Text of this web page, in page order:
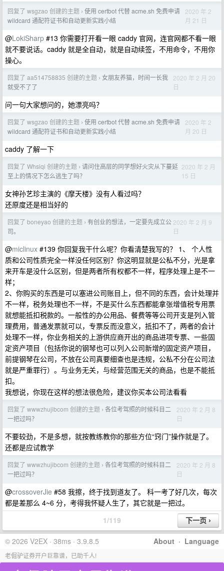
回复了 wsgzao 创建的主题 › 使用 certbot 代替 acme.sh 免费申请
wildcard 通配符证书和自动更新实践小结
2020 年 2
月 21 日
@LokiSharp #13 你需要打开看一眼 caddy 官网，连官网都不看一眼
就不要说话。caddy 就是全自动，就是自动续签，不用命令，不用你
操心。
回复了 aa514758835 创建的主题 › 女朋友养猫，时间一长我
就受不了了
2020 年 2 月 20
日
问一句大家想问的，她漂亮吗？
回复了 wsgzao 创建的主题 › 使用 certbot 代替 acme.sh 免费申请
wildcard 通配符证书和自动更新实践小结
2020 年 2
月 20 日
caddy 了解一下
回复了 Whsiqi 创建的主题 › 请问住高层的同学想好火灾从下蔓延
至上的情况下怎么逃生了吗？
2020 年 2 月
15 日
女神孙艺珍主演的《摩天楼》没有人看过吗？
还原度还是相当好的
回复了 boneyao 创建的主题 › 有创业的想法，一定要先成立公
司。
2020 年 2 月 9
日
@miclinux #139 你回复我干什么呢？你看清楚我写的？ 1、 个人性
质和公司性质完全一样没任何区别？你这明显就是公私不分，光是拿
来开车是没什么区别，但是两者所有权都不一样，程序处理上是不一
样；
2、你购买的东西是可以塞进公司账目上，但不同的东西，会计处理并
不一样，税务处理也不一样，不是买什么东西都能拿张增值税专用票
就想能抵扣税款的。一般性的办公用品、餐费等等公司开支是列入管
理费用，普通发票就可以，专票反而没意义，抵扣不了，两者的会计
处理不一样，你业务相关的上游供应商开出的商品进项专票、一些固
定资产项目（包括你说的钢琴也可以列入公司新增的固定资产项目，
前提钢琴在公司，不放在公司真要细查也是违规，公私不分在公司法
就是严重罪行）。与业务无关，与经营范围无关的商品，也是不能抵
扣。
我想说，你现在这样的想法很危险，建议你买本公司法看看
回复了 wwwzhujibcom 创建的主题 › 各位考驾照的时候科目二
一把过吗？
2020 年 2 月 8
日
不要较劲，不是多想，就按教练教你的那些方位“窍门”操作就是了。
还都是应试教学
回复了 wwwzhujibcom 创建的主题 › 各位考驾照的时候科目二
一把过吗？
2020 年 2 月 8
日
@crossoverJie #58 我擦，终于找到道友了。 科一考了好几次，每次
都是差那么 4~6 分，考得我怀疑人生了，其它就是一把过。
1/119
About · Language
© 2026 V2EX · 38ms · 3.9.8.5
老倔驴证券开户巨靠谱，已助千人!